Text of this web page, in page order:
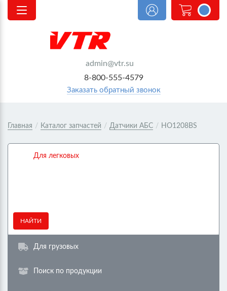
admin@vtr.su
8-800-555-4579
Заказать обратный звонок
<@
order.count
|| 0 @>
Главная / Каталог запчастей / Датчики АБС / HO1208BS
Для легковых
НАЙТИ
Для грузовых
Поиск по продукции